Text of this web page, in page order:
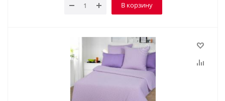
В корзину